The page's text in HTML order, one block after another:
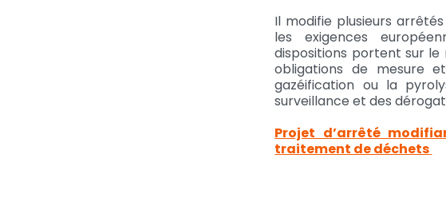
Il modifie plusieurs
les exigences
dispositions portent sur le
obligations de mesure
gazéification ou la
surveillance et des
Projet d’arrêté
traitement de déchets